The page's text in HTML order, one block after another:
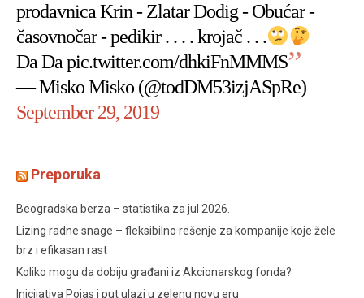
prodavnica Krin - Zlatar Dodig - Obućar -
časovnočar - pedikir . . . . krojač . . .
Da Dapic.twitter.com/dhkiFnMMMS
— Misko Misko (@todDM53izjASpRe)
September 29, 2019
Preporuka
Beogradska berza – statistika za jul 2026.
Lizing radne snage – fleksibilno rešenje za kompanije koje žele
brz i efikasan rast
Koliko mogu da dobiju građani iz Akcionarskog fonda?
Inicijativa Pojas i put ulazi u zelenu novu eru